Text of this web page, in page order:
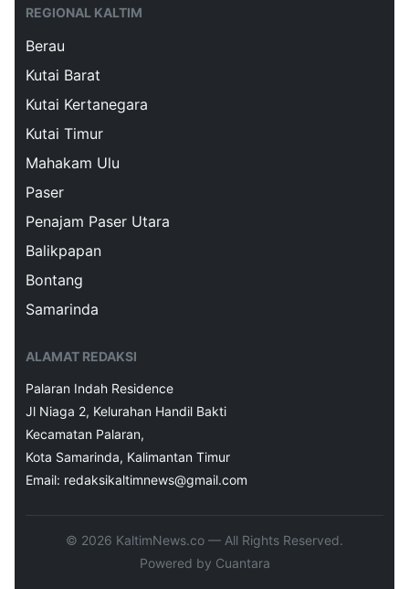
REGIONAL KALTIM
Berau
Kutai Barat
Kutai Kertanegara
Kutai Timur
Mahakam Ulu
Paser
Penajam Paser Utara
Balikpapan
Bontang
Samarinda
ALAMAT REDAKSI
Palaran Indah Residence
Jl Niaga 2, Kelurahan Handil Bakti
Kecamatan Palaran,
Kota Samarinda, Kalimantan Timur
Email: redaksikaltimnews@gmail.com
© 2026 KaltimNews.co — All Rights Reserved.
Powered by Cuantara